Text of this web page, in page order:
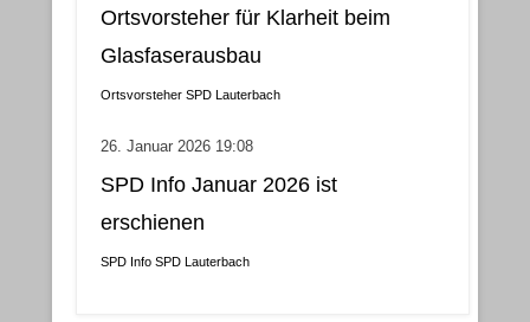
Ortsvorsteher für Klarheit beim
Glasfaserausbau
Ortsvorsteher SPD Lauterbach
26. Januar 2026 19:08
SPD Info Januar 2026 ist
erschienen
SPD Info SPD Lauterbach